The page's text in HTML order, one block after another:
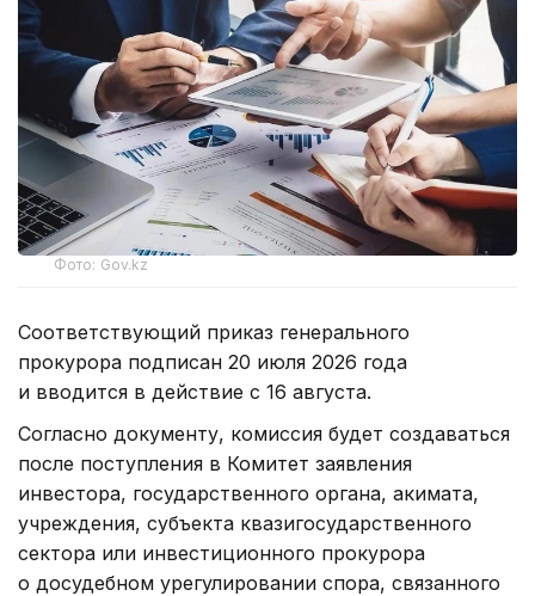
Фото: Gov.kz
Соответствующий приказ генерального
прокурора подписан 20 июля 2026 года
и вводится в действие с 16 августа.
Согласно документу, комиссия будет создаваться
после поступления в Комитет заявления
инвестора, государственного органа, акимата,
учреждения, субъекта квазигосударственного
сектора или инвестиционного прокурора
о досудебном урегулировании спора, связанного